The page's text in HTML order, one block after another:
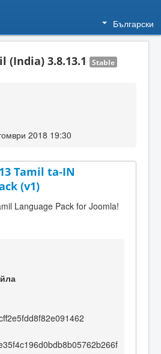
Български
(India) 3.8.13.1 Stable
2018 19:30
Tamil ta-IN
(v1)
Language Pack for Joomla!